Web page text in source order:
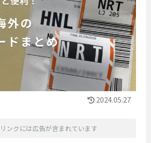
2024.05.27
ンクには広告が含まれています